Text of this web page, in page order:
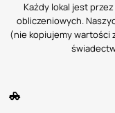
Każdy lokal jest
obliczeniowych.
(nie kopiujemy wartości